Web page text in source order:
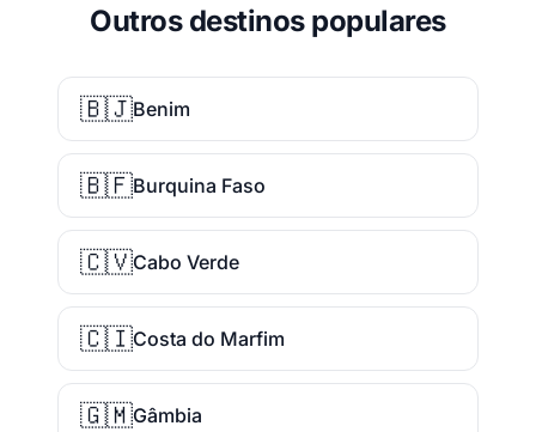
Outros destinos populares
🇧🇯Benim
🇧🇫Burquina Faso
🇨🇻Cabo Verde
🇨🇮Costa do Marfim
🇬🇲Gâmbia